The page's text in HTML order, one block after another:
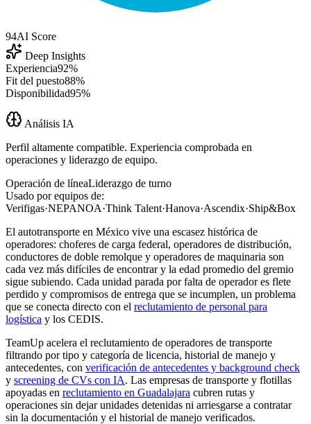
94AI Score
Deep Insights
Experiencia92%
Fit del puesto88%
Disponibilidad95%
Análisis IA
Perfil altamente compatible. Experiencia comprobada en
operaciones y liderazgo de equipo.
Operación de líneaLiderazgo de turno
Usado por equipos de:
Verifigas·NEPANOA·Think Talent·Hanova·Ascendix·Ship&Box
El autotransporte en México vive una escasez histórica de
operadores: choferes de carga federal, operadores de distribución,
conductores de doble remolque y operadores de maquinaria son
cada vez más difíciles de encontrar y la edad promedio del gremio
sigue subiendo. Cada unidad parada por falta de operador es flete
perdido y compromisos de entrega que se incumplen, un problema
que se conecta directo con el reclutamiento de personal para
logística y los CEDIS.
TeamUp acelera el reclutamiento de operadores de transporte
filtrando por tipo y categoría de licencia, historial de manejo y
antecedentes, con verificación de antecedentes y background check
y screening de CVs con IA. Las empresas de transporte y flotillas
apoyadas en reclutamiento en Guadalajara cubren rutas y
operaciones sin dejar unidades detenidas ni arriesgarse a contratar
sin la documentación y el historial de manejo verificados.